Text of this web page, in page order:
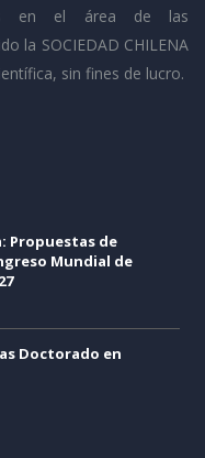
en el área de las
la SOCIEDAD CHILENA
sin fines de lucro.
Propuestas de
Mundial de
Doctorado en